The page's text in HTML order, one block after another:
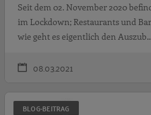
Seit dem 02. November 2020
im Lockdown; Restaurants und
wie geht es eigentlich den
08.03.2021
BLOG-BEITRAG